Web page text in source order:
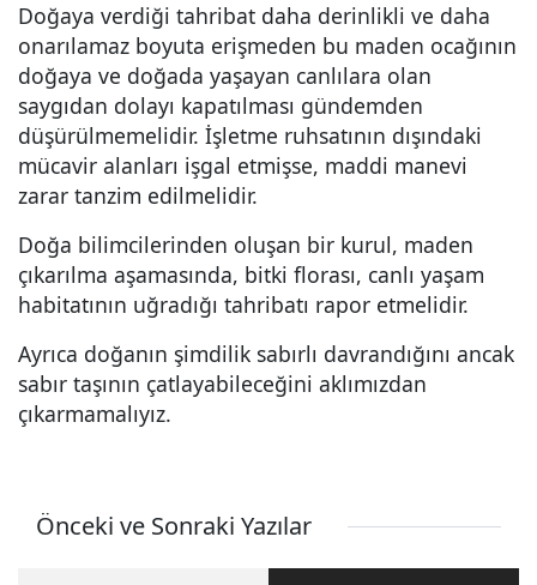
Doğaya verdiği tahribat daha derinlikli ve daha
onarılamaz boyuta erişmeden bu maden ocağının
doğaya ve doğada yaşayan canlılara olan
saygıdan dolayı kapatılması gündemden
düşürülmemelidir. İşletme ruhsatının dışındaki
mücavir alanları işgal etmişse, maddi manevi
zarar tanzim edilmelidir.
Doğa bilimcilerinden oluşan bir kurul, maden
çıkarılma aşamasında, bitki florası, canlı yaşam
habitatının uğradığı tahribatı rapor etmelidir.
Ayrıca doğanın şimdilik sabırlı davrandığını ancak
sabır taşının çatlayabileceğini aklımızdan
çıkarmamalıyız.
Önceki ve Sonraki Yazılar